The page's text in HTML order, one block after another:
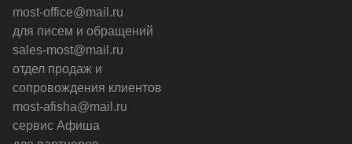
most-office@mail.ru
для писем и обращений
sales-most@mail.ru
отдел продаж и
сопровождения клиентов
most-afisha@mail.ru
сервис Афиша